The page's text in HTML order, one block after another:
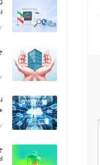
۲ ماه پیش
۷
۷